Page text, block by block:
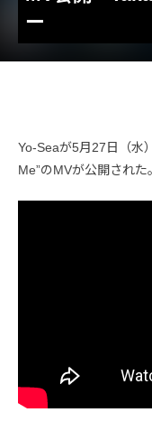
ー
Yo-Seaが5月27日（水
Me”のMVが公開された。